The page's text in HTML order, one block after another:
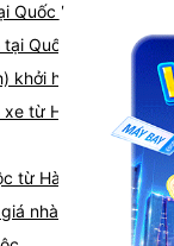
Quốc lộ 1A
Quốc Lộ 1A, Tân
khởi hành tại Quốc
từ Hàm Tân đi
từ Hàm Tân
nhà xe Hàm Tân